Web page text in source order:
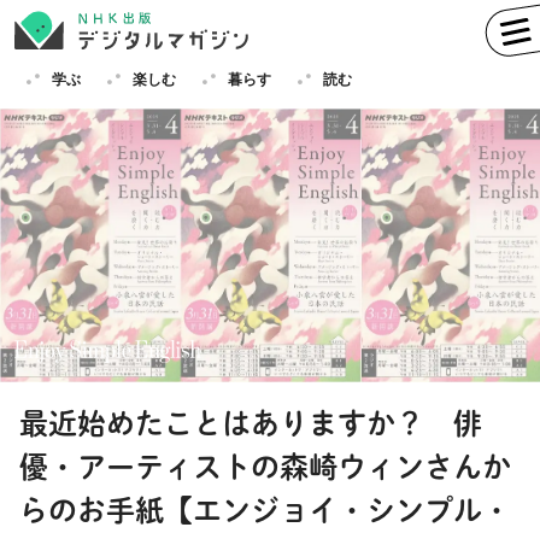
学ぶ 楽しむ 暮らす 読む
学ぶ 英語 フランス語
ドイツ語 イタリア語
スペイン語 ロシア語
その他
楽しむ 趣味 短歌 囲碁
最近始めたことはありますか？ 俳
優・アーティストの森崎ウィンさんか
らのお手紙【エンジョイ・シンプル・